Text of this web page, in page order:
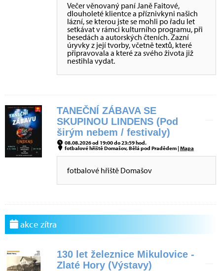
Večer věnovaný paní Janě Faitové,
dlouholeté klientce a příznivkyni našich
lázní, se kterou jste se mohli po řadu let
setkávat v rámci kulturního programu, při
besedách a autorských čteních. Zazní
úryvky z její tvorby, včetně textů, které
připravovala a které za svého života již
nestihla vydat.
TANEČNÍ ZÁBAVA SE
SKUPINOU LINDENS (Pod
širým nebem / festivaly)
08.08.2026 od 19:00 do 23:59 hod.
fotbalové hřiště Domašov, Bělá pod Pradědem |Mapa
fotbalové hřiště Domašov
akce zítra
130 let železnice Mikulovice -
Zlaté Hory (Výstavy)